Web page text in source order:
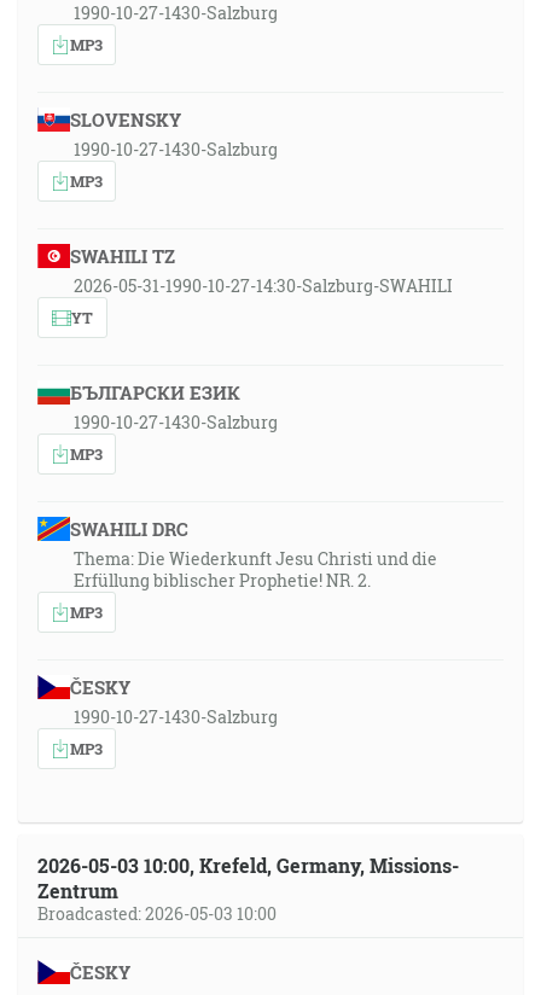
1990-10-27-1430-Salzburg
MP3
SLOVENSKY
1990-10-27-1430-Salzburg
MP3
SWAHILI TZ
2026-05-31-1990-10-27-14:30-Salzburg-SWAHILI
YT
БЪЛГАРСКИ ЕЗИК
1990-10-27-1430-Salzburg
MP3
SWAHILI DRC
Thema: Die Wiederkunft Jesu Christi und die
Erfüllung biblischer Prophetie! NR. 2.
MP3
ČESKY
1990-10-27-1430-Salzburg
MP3
2026-05-03 10:00, Krefeld, Germany, Missions-
Zentrum
Broadcasted: 2026-05-03 10:00
ČESKY